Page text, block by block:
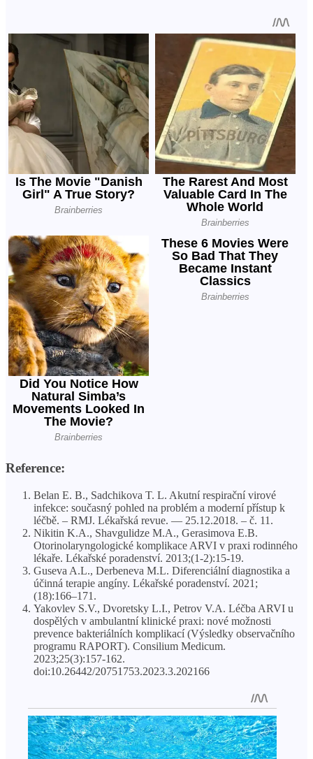
Reference:
Belan E. B., Sadchikova T. L. Akutní respirační virové
infekce: současný pohled na problém a moderní přístup k
léčbě. – RMJ. Lékařská revue. — 25.12.2018. – č. 11.
Nikitin K.A., Shavgulidze M.A., Gerasimova E.B.
Otorinolaryngologické komplikace ARVI v praxi rodinného
lékaře. Lékařské poradenství. 2013;(1-2):15-19.
Guseva A.L., Derbeneva M.L. Diferenciální diagnostika a
účinná terapie angíny. Lékařské poradenství. 2021;
(18):166–171.
Yakovlev S.V., Dvoretsky L.I., Petrov V.A. Léčba ARVI u
dospělých v ambulantní klinické praxi: nové možnosti
prevence bakteriálních komplikací (Výsledky observačního
programu RAPORT). Consilium Medicum.
2023;25(3):157-162.
doi:10.26442/20751753.2023.3.202166